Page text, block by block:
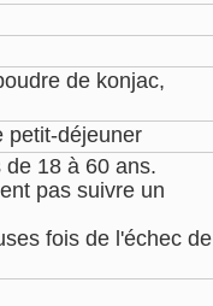
de konjac,
petit-déjeuner
18 à 60 ans.
pas suivre un
fois de l'échec de